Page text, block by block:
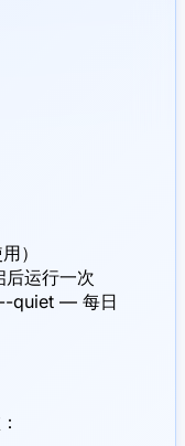
）
运行一次
quiet — 每日